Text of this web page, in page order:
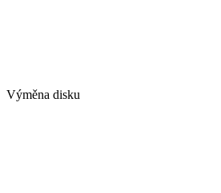
Výměna disku